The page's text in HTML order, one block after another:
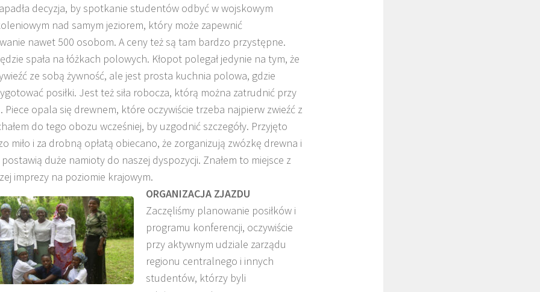
decyzja, by spotkanie studentów odbyć w wojskowym
nad samym jeziorem, który może zapewnić
nawet 500 osobom. A ceny też są tam bardzo przystępne.
spała na łóżkach polowych. Kłopot polegał jedynie na tym, że
ze sobą żywność, ale jest prosta kuchnia polowa, gdzie
posiłki. Jest też siła robocza, którą można zatrudnić przy
Piece opala się drewnem, które oczywiście trzeba najpierw zwieźć z
do tego obozu wcześniej, by uzgodnić szczegóły. Przyjęto
miło i za drobną opłatą obiecano, że zorganizują zwózkę drewna i
duże namioty do naszej dyspozycji. Znałem to miejsce z
imprezy na poziomie krajowym.
ORGANIZACJA ZJAZDU
Zaczęliśmy planowanie posiłków i
programu konferencji, oczywiście
przy aktywnym udziale zarządu
regionu centralnego i innych
studentów, którzy byli